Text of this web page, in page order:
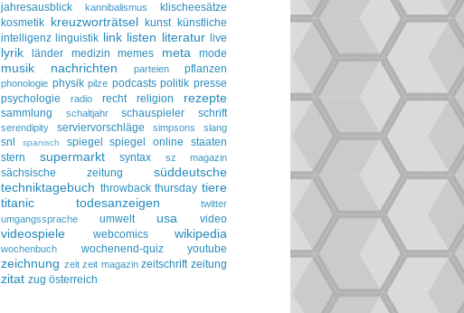
jahresausblick kannibalismus
klischeesätze
kosmetik kreuzworträtsel kunst
künstliche
intelligenz linguistik link listen literatur live
lyrik länder medizin memes meta mode
musik nachrichten parteien pflanzen
phonologie physik pilze podcasts politik presse
psychologie
radio recht religion rezepte
sammlung schaltjahr schauspieler schrift
serendipity serviervorschläge simpsons slang
snl spanisch spiegel spiegel online
staaten
stern
supermarkt syntax sz magazin
sächsische zeitung
süddeutsche
techniktagebuch throwback thursday tiere
titanic
todesanzeigen
twitter
umgangssprache
umwelt usa video
videospiele webcomics wikipedia
wochenbuch wochenend-quiz youtube
zeichnung zeit zeit magazin zeitschrift zeitung
zitat zug österreich